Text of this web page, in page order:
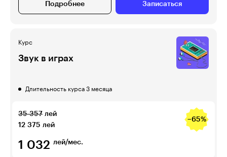
Подробнее Записаться
Курс
Звук в играх
Длительность курса 3 месяца
35 357 лей
12 375 лей
−65%
1 032 лей/мес.